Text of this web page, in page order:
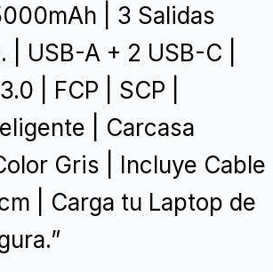
| 3 Salidas
| USB-A + 2 USB-C |
| FCP | SCP |
| Carcasa
Gris | Incluye Cable
| Carga tu Laptop de